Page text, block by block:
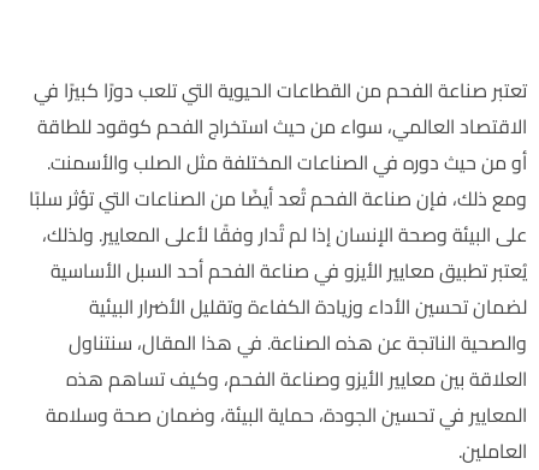
تعتبر صناعة الفحم من القطاعات الحيوية التي تلعب دورًا كبيرًا في
الاقتصاد العالمي، سواء من حيث استخراج الفحم كوقود للطاقة
أو من حيث دوره في الصناعات المختلفة مثل الصلب والأسمنت.
ومع ذلك، فإن صناعة الفحم تُعد أيضًا من الصناعات التي تؤثر سلبًا
على البيئة وصحة الإنسان إذا لم تُدار وفقًا لأعلى المعايير. ولذلك،
يُعتبر تطبيق معايير الأيزو في صناعة الفحم أحد السبل الأساسية
لضمان تحسين الأداء وزيادة الكفاءة وتقليل الأضرار البيئية
والصحية الناتجة عن هذه الصناعة. في هذا المقال، سنتناول
العلاقة بين معايير الأيزو وصناعة الفحم، وكيف تساهم هذه
المعايير في تحسين الجودة، حماية البيئة، وضمان صحة وسلامة
العاملين.